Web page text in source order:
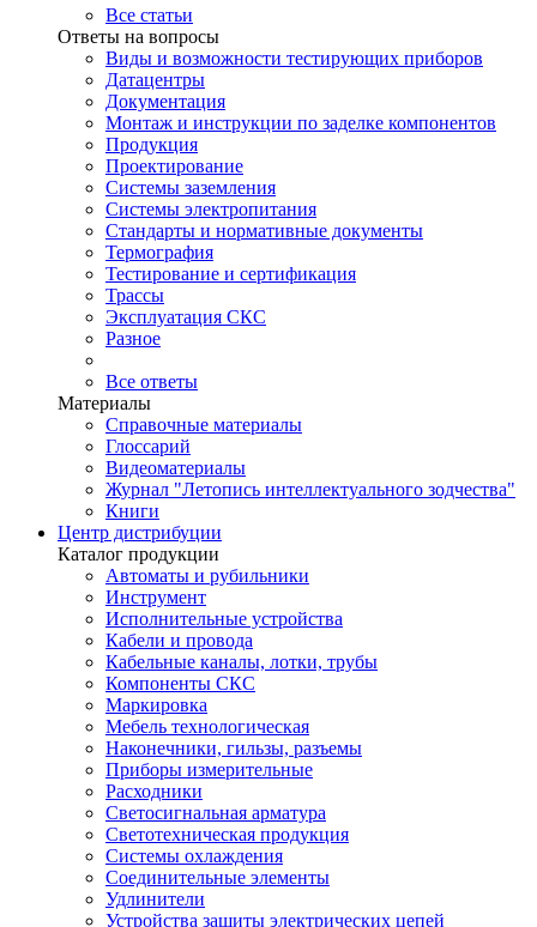
Все статьи
Ответы на вопросы
Виды и возможности тестирующих приборов
Датацентры
Документация
Монтаж и инструкции по заделке компонентов
Продукция
Проектирование
Системы заземления
Системы электропитания
Стандарты и нормативные документы
Термография
Тестирование и сертификация
Трассы
Эксплуатация СКС
Разное
Все ответы
Материалы
Справочные материалы
Глоссарий
Видеоматериалы
Журнал "Летопись интеллектуального зодчества"
Книги
Центр дистрибуции
Каталог продукции
Автоматы и рубильники
Инструмент
Исполнительные устройства
Кабели и провода
Кабельные каналы, лотки, трубы
Компоненты СКС
Маркировка
Мебель технологическая
Наконечники, гильзы, разъемы
Приборы измерительные
Расходники
Светосигнальная арматура
Светотехническая продукция
Системы охлаждения
Соединительные элементы
Удлинители
Устройства защиты электрических цепей